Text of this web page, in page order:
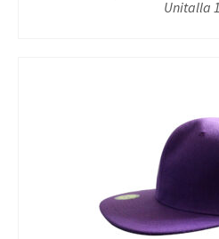
Unitalla